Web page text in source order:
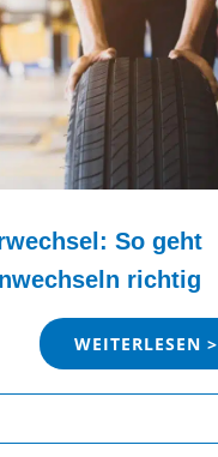
So geht
richtig
WEITERLESEN >